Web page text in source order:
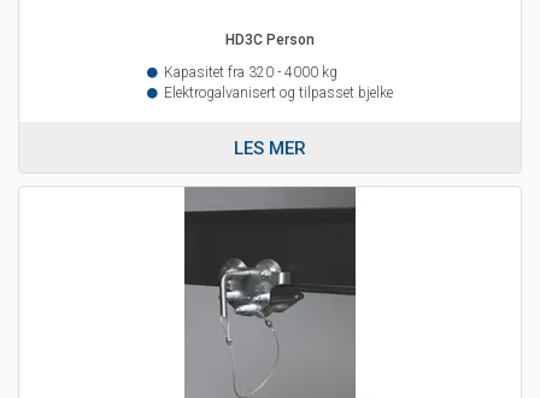
HD3C Person
Kapasitet fra 320 - 4000 kg
Elektrogalvanisert og tilpasset bjelke
LES MER